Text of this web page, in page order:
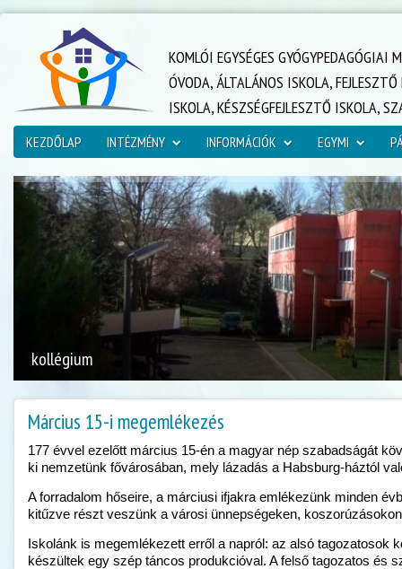
KOMLÓI EGYSÉGES GYÓGYPEDAGÓGIAI
ÓVODA, ÁLTALÁNOS ISKOLA,
ISKOLA, KÉSZSÉGFEJLESZTŐ ISKOLA,
KEZDŐLAP INTÉZMÉNY INFORMÁCIÓK EGYMI
kollégium
Március 15-i megemlékezés
177 évvel ezelőtt március 15-én a magyar nép szabadságát
ki nemzetünk fővárosában, mely lázadás a Habsburg-háztól
A forradalom hőseire, a márciusi ifjakra emlékezünk minden
kitűzve részt veszünk a városi ünnepségeken,
Iskolánk is megemlékezett erről a napról: az alsó tagozatosok
készültek egy szép táncos produkcióval. A felső tagozatos és